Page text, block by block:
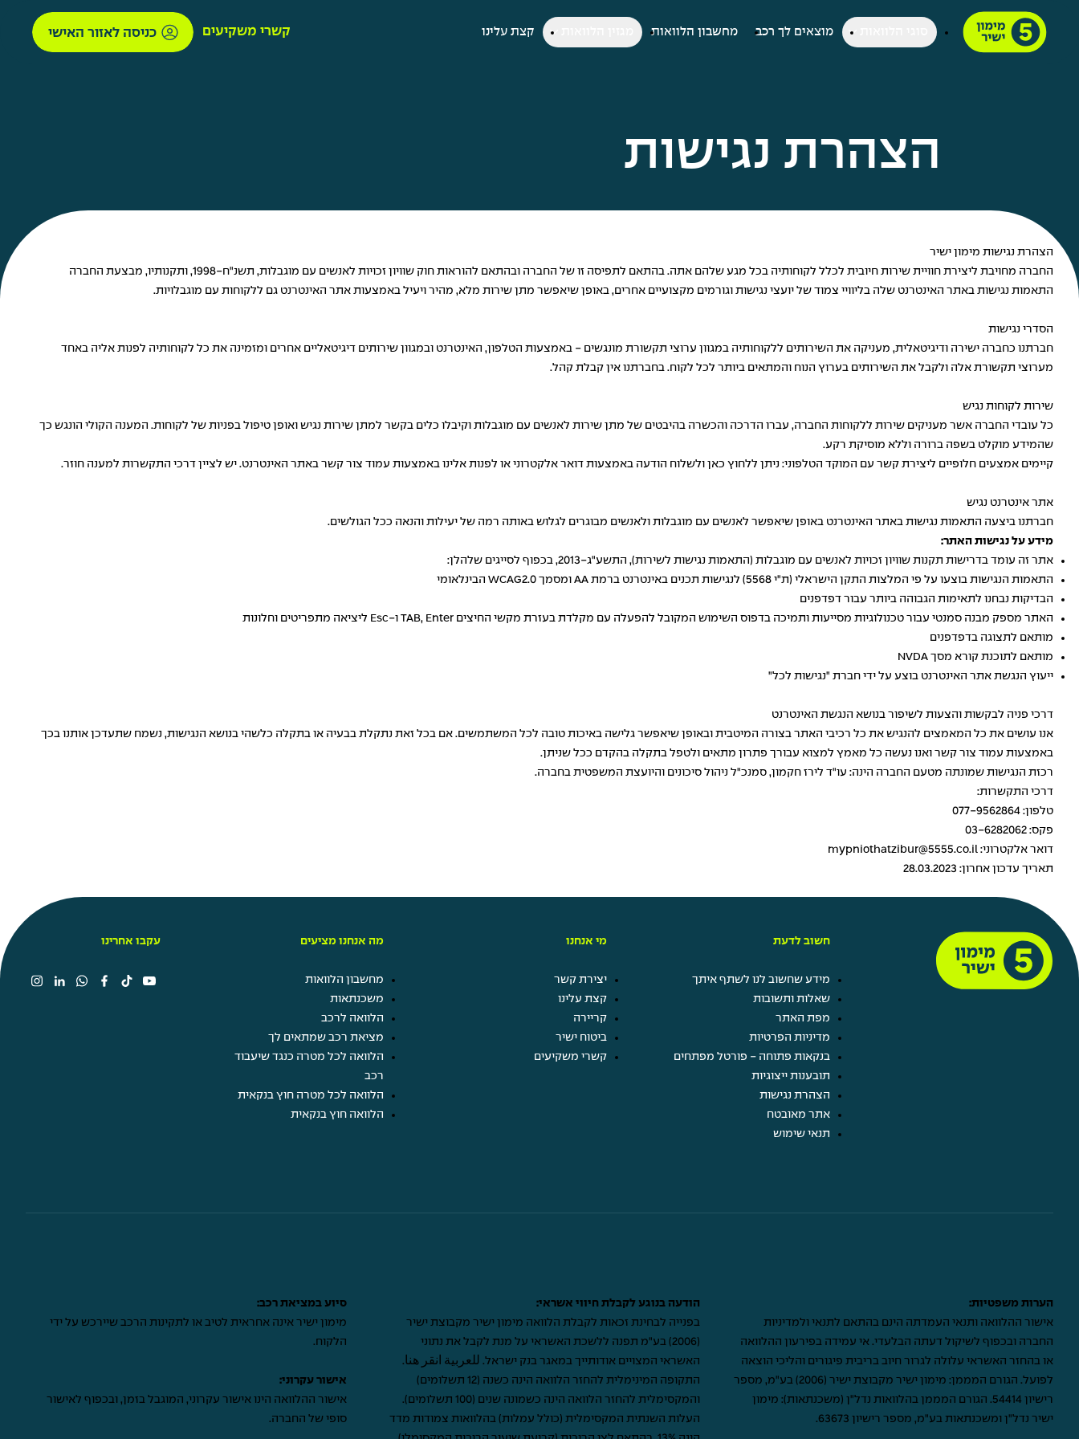
מוצאים לך רכב מחשבון הלוואות קצת עלינו קשרי משקיעים כניסה לאזור האישי
הצהרת נגישות
הצהרת נגישות מימון ישיר
החברה מחויבת ליצירת חוויית שירות חיובית לכלל לקוחותיה בכל מגע שלהם אתה. בהתאם לתפיסה זו של החברה ובהתאם להוראות חוק שוויון זכויות לאנשים עם מוגבלות, תשנ"ח-1998, ותקנותיו, מבצעת החברה
התאמות נגישות באתר האינטרנט שלה בליוויי צמוד של יועצי נגישות וגורמים מקצועיים אחרים, באופן שיאפשר מתן שירות מלא, מהיר ויעיל באמצעות אתר האינטרנט גם ללקוחות עם מוגבלויות.
הסדרי נגישות
חברתנו כחברה ישירה ודיגיטאלית, מעניקה את השירותים ללקוחותיה במגוון ערוצי תקשורת מונגשים - באמצעות הטלפון, האינטרנט ובמגוון שירותים דיגיטאליים אחרים ומזמינה את כל לקוחותיה לפנות אליה באחד
מערוצי תקשורת אלה ולקבל את השירותים בערוץ הנוח והמתאים ביותר לכל לקוח. בחברתנו אין קבלת קהל.
שירות לקוחות נגיש
כל עובדי החברה אשר מעניקים שירות ללקוחות החברה, עברו הדרכה והכשרה בהיבטים של מתן שירות לאנשים עם מוגבלות וקיבלו כלים בקשר למתן שירות נגיש ואופן טיפול בפניות של לקוחות. המענה הקולי הונגש כך
שהמידע מוקלט בשפה ברורה וללא מוסיקת רקע.
קיימים אמצעים חלופיים ליצירת קשר עם המוקד הטלפוני: ניתן ללחוץ כאן ולשלוח הודעה באמצעות דואר אלקטרוני או לפנות אלינו באמצעות עמוד צור קשר באתר האינטרנט. יש לציין דרכי התקשרות למענה חוזר.
אתר אינטרנט נגיש
חברתנו ביצעה התאמות נגישות באתר האינטרנט באופן שיאפשר לאנשים עם מוגבלות ולאנשים מבוגרים לגלוש באותה רמה של יעילות והנאה ככל הגולשים.
מידע על נגישות האתר:
אתר זה עומד בדרישות תקנות שוויון זכויות לאנשים עם מוגבלות (התאמות נגישות לשירות), התשע"ג-2013, בכפוף לסייגים שלהלן:
התאמות הנגישות בוצעו על פי המלצות התקן הישראלי (ת"י 5568) לנגישות תכנים באינטרנט ברמת AA ומסמך WCAG2.0 הבינלאומי
הבדיקות נבחנו לתאימות הגבוהה ביותר עבור דפדפנים
האתר מספק מבנה סמנטי עבור טכנולוגיות מסייעות ותמיכה בדפוס השימוש המקובל להפעלה עם מקלדת בעזרת מקשי החיצים TAB, Enter ו-Esc ליציאה מתפריטים וחלונות
מותאם לתצוגה בדפדפנים
מותאם לתוכנת קורא מסך NVDA
ייעוץ הנגשת אתר האינטרנט בוצע על ידי חברת "נגישות לכל"
דרכי פניה לבקשות והצעות לשיפור בנושא הנגשת האינטרנט
אנו עושים את כל המאמצים להנגיש את כל רכיבי האתר בצורה המיטבית ובאופן שיאפשר גלישה באיכות טובה לכל המשתמשים. אם בכל זאת נתקלת בבעיה או בתקלה כלשהי בנושא הנגישות, נשמח שתעדכן אותנו בכך
באמצעות עמוד צור קשר ואנו נעשה כל מאמץ למצוא עבורך פתרון מתאים ולטפל בתקלה בהקדם ככל שניתן.
רכזת הנגישות שמונתה מטעם החברה הינה: עו"ד לירז חקמון, סמנכ"ל ניהול סיכונים והיועצת המשפטית בחברה.
דרכי התקשרות:
טלפון: 077-9562864
פקס: 03-6282062
דואר אלקטרוני: mypniothatzibur@5555.co.il
תאריך עדכון אחרון: 28.03.2023
חשוב לדעת
מידע שחשוב לנו לשתף איתך
שאלות ותשובות
מפת האתר
מדיניות הפרטיות
בנקאות פתוחה - פורטל מפתחים
תובענות ייצוגיות
הצהרת נגישות
אתר מאובטח
תנאי שימוש
מי אנחנו
יצירת קשר
קצת עלינו
קריירה
ביטוח ישיר
קשרי משקיעים
מה אנחנו מציעים
מחשבון הלוואות
משכנתאות
הלוואה לרכב
מציאת רכב שמתאים לך
הלוואה לכל מטרה כנגד שיעבוד
רכב
הלוואה לכל מטרה חוץ בנקאית
הלוואה חוץ בנקאית
עקבו אחרינו
הערות משפטיות:
אישור ההלוואה ותנאי העמדתה הינם בהתאם לתנאי ולמדיניות
החברה ובכפוף לשיקול דעתה הבלעדי. אי עמידה בפירעון ההלוואה
או בהחזר האשראי עלולה לגרור חיוב בריבית פיגורים והליכי הוצאה
לפועל. הגורם המממן: מימון ישיר מקבוצת ישיר (2006) בע"מ, מספר
רישיון 54414. הגורם המממן בהלוואות נדל"ן (משכנתאות): מימון
ישיר נדל"ן ומשכנתאות בע"מ, מספר רישיון 63673.
הודעה בנוגע לקבלת חיווי אשראי:
בפנייה לבחינת זכאות לקבלת הלוואה מימון ישיר מקבוצת ישיר
(2006) בע"מ תפנה ללשכת האשראי על מנת לקבל את נתוני
האשראי המצויים אודותייך במאגר בנק ישראל. للعربية انقر هنا .
התקופה המינימלית להחזר הלוואה הינה כשנה (12 תשלומים)
והמקסימלית להחזר הלוואה הינה כשמונה שנים (100 תשלומים).
העלות השנתית המקסימלית (כולל עמלות) בהלוואות צמודות מדד
סיוע במציאת רכב:
מימון ישיר אינה אחראית לטיב או לתקינות הרכב שיירכש על ידי
הלקוח.
אישור עקרוני:
אישור ההלוואה הינו אישור עקרוני, המוגבל בזמן, ובכפוף לאישור
סופי של החברה.